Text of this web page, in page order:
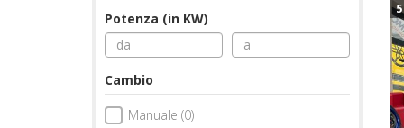
Potenza (in KW)
Cambio
Manuale (0)